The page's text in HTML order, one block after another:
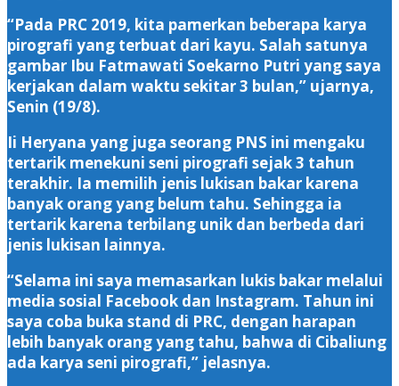
“Pada PRC 2019, kita pamerkan beberapa karya
pirografi yang terbuat dari kayu. Salah satunya
gambar Ibu Fatmawati Soekarno Putri yang saya
kerjakan dalam waktu sekitar 3 bulan,” ujarnya,
Senin (19/8).
Ii Heryana yang juga seorang PNS ini mengaku
tertarik menekuni seni pirografi sejak 3 tahun
terakhir. Ia memilih jenis lukisan bakar karena
banyak orang yang belum tahu. Sehingga ia
tertarik karena terbilang unik dan berbeda dari
jenis lukisan lainnya.
“Selama ini saya memasarkan lukis bakar melalui
media sosial Facebook dan Instagram. Tahun ini
saya coba buka stand di PRC, dengan harapan
lebih banyak orang yang tahu, bahwa di Cibaliung
ada karya seni pirografi,” jelasnya.